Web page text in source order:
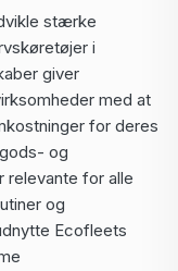
stærke
i
giver
med at
for deres
og
relevante for alle
og
Ecofleets